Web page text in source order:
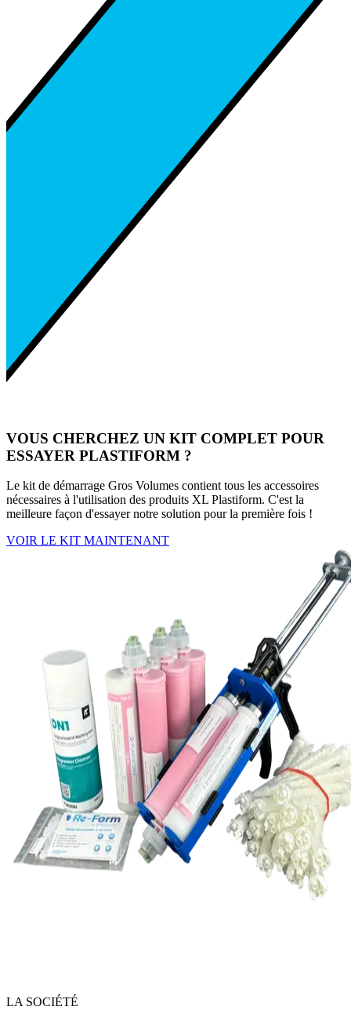
VOUS CHERCHEZ UN KIT COMPLET POUR
ESSAYER PLASTIFORM ?
Le kit de démarrage Gros Volumes contient tous les accessoires
nécessaires à l'utilisation des produits XL Plastiform. C'est la
meilleure façon d'essayer notre solution pour la première fois !
VOIR LE KIT MAINTENANT
LA SOCIÉTÉ